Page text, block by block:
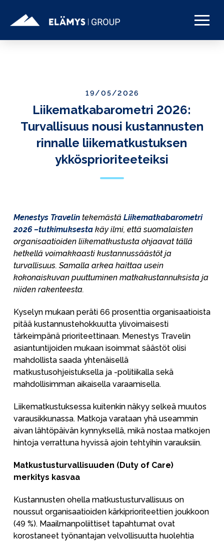
19/05/2026
Liikematkabarometri 2026:
Turvallisuus nousi kustannusten
rinnalle liikematkustuksen
ykkösprioriteeteiksi
Menestys Travelintekemästä Liikematkabarometri
2026 –tutkimuksestakäy ilmi, että suomalaisten
organisaatioiden liikematkustusta ohjaavat tällä
hetkellä voimakkaasti kustannussäästöt ja
turvallisuus. Samalla arkea haittaa usein
kokonaiskuvan puuttuminen matkakustannuksista ja
niiden rakenteesta.
Kyselyn mukaan peräti 66 prosenttia organisaatioista
pitää kustannustehokkuutta ylivoimaisesti
tärkeimpänä prioriteettinaan. Menestys Travelin
asiantuntijoiden mukaan isoimmat säästöt olisi
mahdollista saada yhtenäisellä
matkustusohjeistuksella ja -politiikalla sekä
mahdollisimman aikaisella varaamisella.
Liikematkustuksessa kuitenkin näkyy selkeä muutos
varausikkunassa. Matkoja varataan yhä useammin
aivan lähtöpäivän kynnyksellä, mikä nostaa matkojen
hintoja verrattuna hyvissä ajoin tehtyihin varauksiin.
Matkustusturvallisuuden (Duty of Care)
merkitys kasvaa
Kustannusten ohella matkustusturvallisuus on
noussut organisaatioiden kärkiprioriteettien joukkoon
(49 %). Maailmanpoliittiset tapahtumat ovat
korostaneet työnantajan velvollisuutta huolehtia